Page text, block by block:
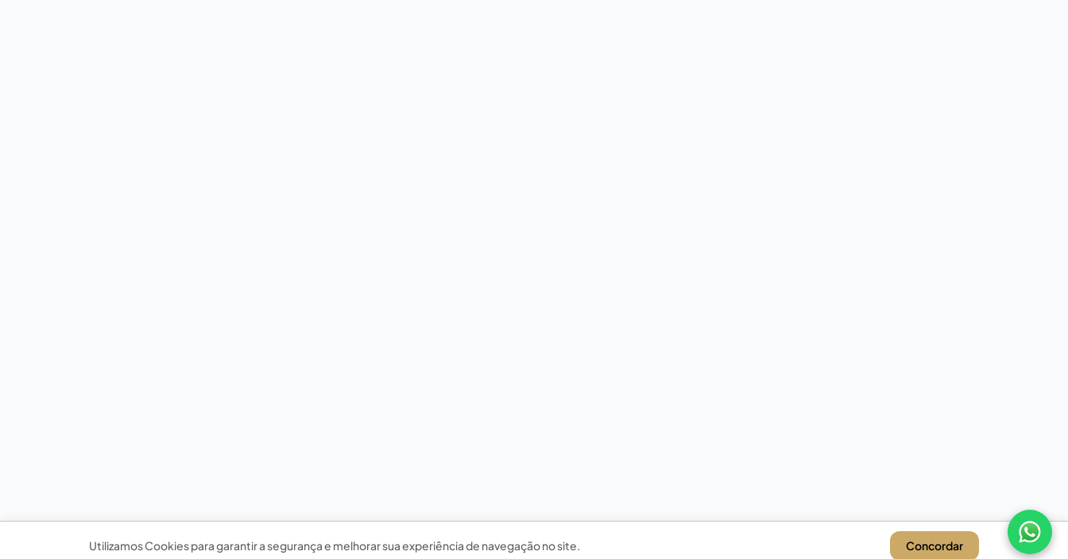
Utilizamos Cookies para garantir a segurança e melhorar sua experiência de navegação no site. Concordar